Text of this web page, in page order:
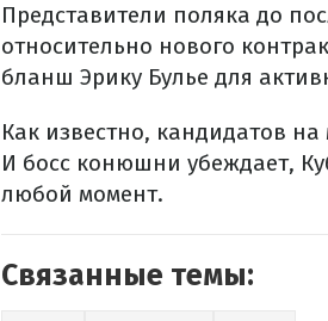
Представители поляка до
относительно нового
бланш Эрику Булье для
Как известно, кандидатов
И босс конюшни убеждает,
любой момент.
Связанные темы: